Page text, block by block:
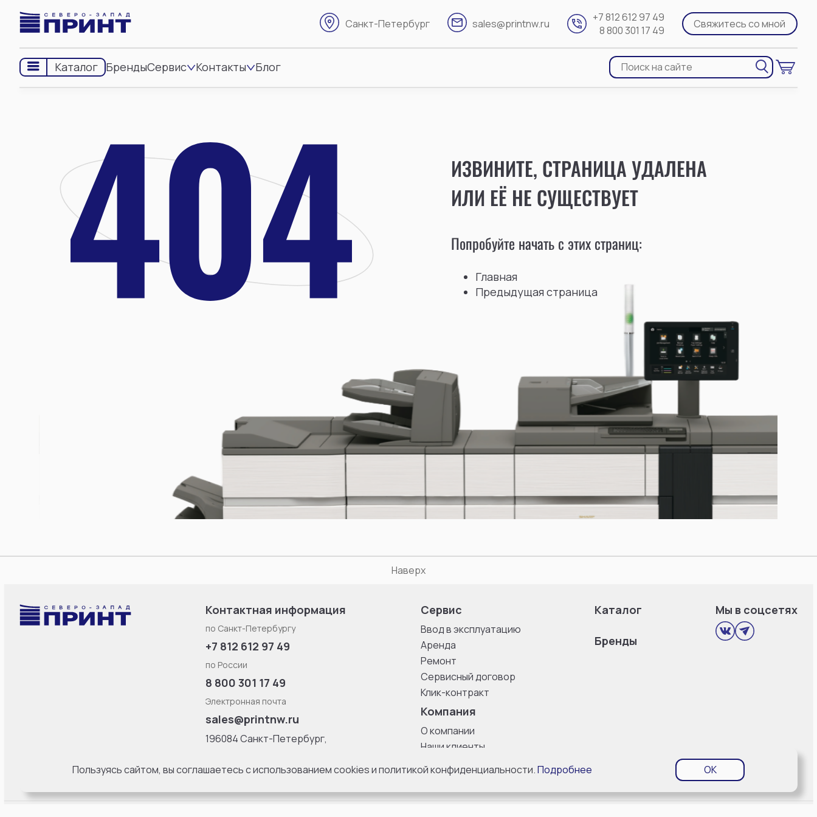
Санкт-Петербург sales@printnw.ru
+7 812 612 97 49
8 800 301 17 49
Свяжитесь со мной
Каталог БрендыСервис Контакты Блог
ИЗВИНИТЕ, СТРАНИЦА УДАЛЕНА
ИЛИ ЕЁ НЕ СУЩЕСТВУЕТ
Попробуйте начать с этих страниц:
Главная
Предыдущая страница
Наверх
Контактная информация
по Санкт-Петербургу
+7 812 612 97 49
по России
8 800 301 17 49
Электронная почта
sales@printnw.ru
196084 Санкт-Петербург,
литерa Б, офис 8 с 10:00 до
Сервис
Ввод в эксплуатацию
Аренда
Ремонт
Сервисный договор
Клик-контракт
Компания
О компании
Наши клиенты
Каталог
Бренды
Мы в соцсетях
Пользуясь сайтом, вы соглашаетесь с использованием cookies и политикой конфиденциальности.Подробнее OK